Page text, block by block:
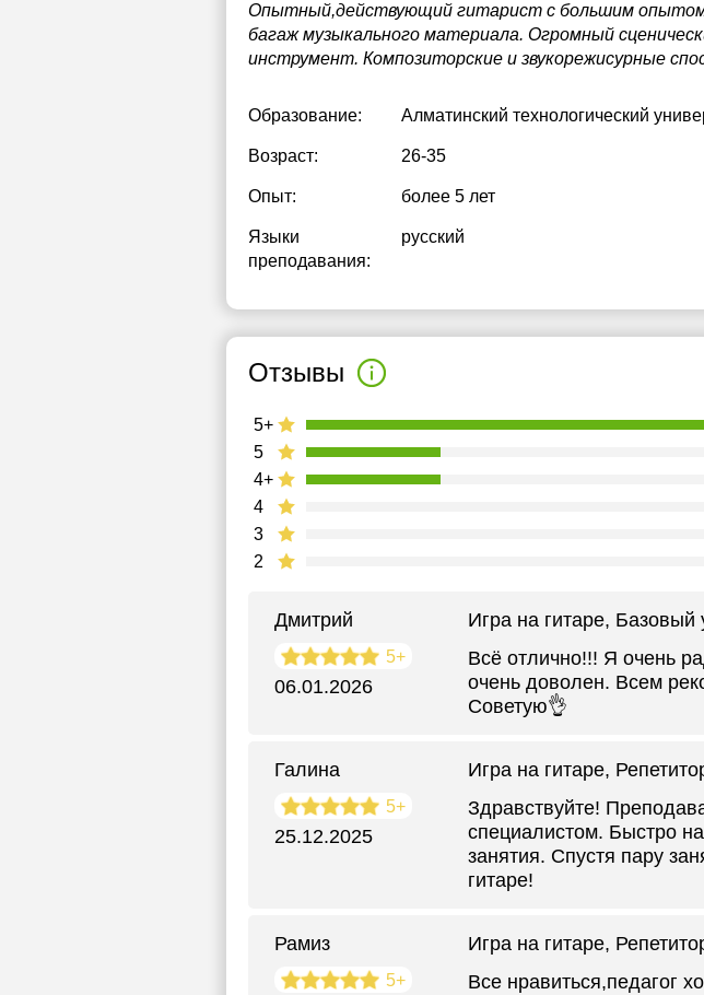
Опытный,действующий гитарист с большим опытом
багаж музыкального материала. Огромный
инструмент. Композиторские и звукорежисурные
Образование: Алматинский технологический
Возраст: 26-35
Опыт: более 5 лет
Языки
преподавания:
русский
Отзывы
2
3
4
4+
5
5+
Дмитрий
5+
06.01.2026
Игра на гитаре, Базовый
Всё отлично!!! Я очень
очень доволен. Всем
Советую👌
Галина
5+
25.12.2025
Игра на гитаре,
Здравствуйте!
специалистом. Быстро
занятия. Спустя пару
гитаре!
Рамиз
5+
Игра на гитаре,
Все нравиться,педагог